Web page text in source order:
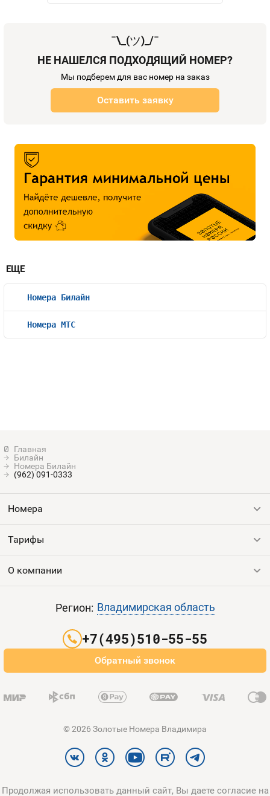
Билайн
Номера Билайн
(962) 091-0333
¯\_(ツ)_/¯
НЕ НАШЕЛСЯ ПОДХОДЯЩИЙ НОМЕР?
Мы подберем для вас номер на заказ
Оставить заявку
ЕЩЕ
Номера Билайн
Номера МТС
Номера
Все номера
Тарифы
Выгодные тарифы
О компании
Оплата и доставка
Регион: Владимирская область
+7(495)510-55-55
Обратный звонок
© 2026 Золотые Номера Владимира
Продолжая использовать данный сайт, Вы даете согласие на